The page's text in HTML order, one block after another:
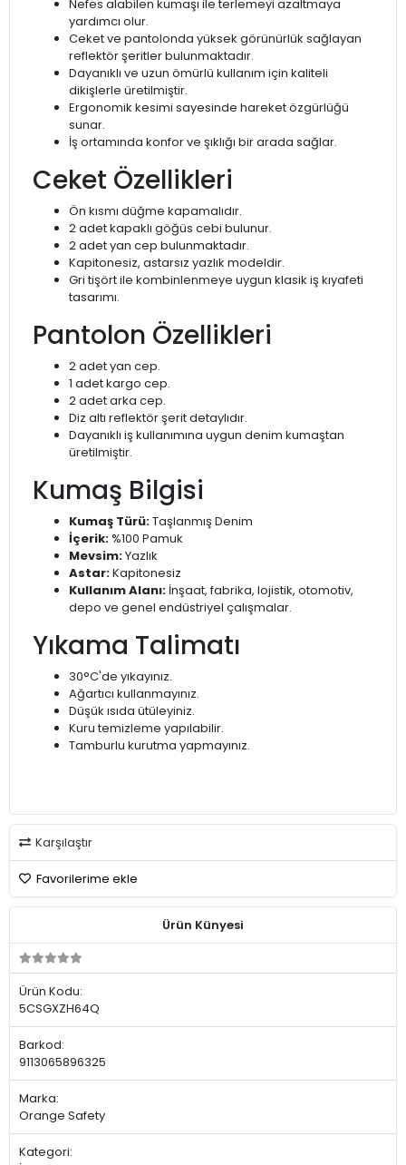
Nefes alabilen kumaşı ile terlemeyi azaltmaya
yardımcı olur.
Ceket ve pantolonda yüksek görünürlük sağlayan
reflektör şeritler bulunmaktadır.
Dayanıklı ve uzun ömürlü kullanım için kaliteli
dikişlerle üretilmiştir.
Ergonomik kesimi sayesinde hareket özgürlüğü
sunar.
İş ortamında konfor ve şıklığı bir arada sağlar.
Ceket Özellikleri
Ön kısmı düğme kapamalıdır.
2 adet kapaklı göğüs cebi bulunur.
2 adet yan cep bulunmaktadır.
Kapitonesiz, astarsız yazlık modeldir.
Gri tişört ile kombinlenmeye uygun klasik iş kıyafeti
tasarımı.
Pantolon Özellikleri
2 adet yan cep.
1 adet kargo cep.
2 adet arka cep.
Diz altı reflektör şerit detaylıdır.
Dayanıklı iş kullanımına uygun denim kumaştan
üretilmiştir.
Kumaş Bilgisi
Kumaş Türü:Taşlanmış Denim
İçerik: %100 Pamuk
Mevsim:Yazlık
Astar:Kapitonesiz
Kullanım Alanı: İnşaat, fabrika, lojistik, otomotiv,
depo ve genel endüstriyel çalışmalar.
Yıkama Talimatı
30°C'de yıkayınız.
Ağartıcı kullanmayınız.
Düşük ısıda ütüleyiniz.
Kuru temizleme yapılabilir.
Tamburlu kurutma yapmayınız.
Karşılaştır
Favorilerime ekle
Ürün Künyesi
Ürün Kodu:
5CSGXZH64Q
Barkod:
9113065896325
Marka:
Orange Safety
Kategori: